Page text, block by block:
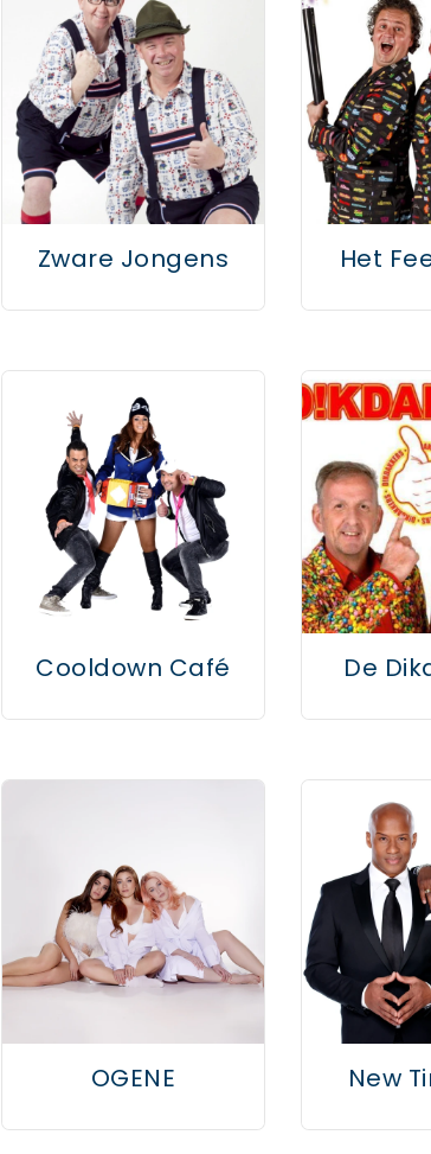
Zware Jongens Het
Cooldown Café De
OGENE New